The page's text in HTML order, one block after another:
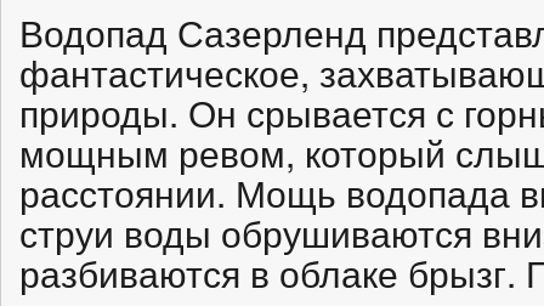
Водопад Сазерленд
фантастическое,
природы. Он срывается с
мощным ревом, который
расстоянии. Мощь водопада
струи воды обрушиваются
разбиваются в облаке